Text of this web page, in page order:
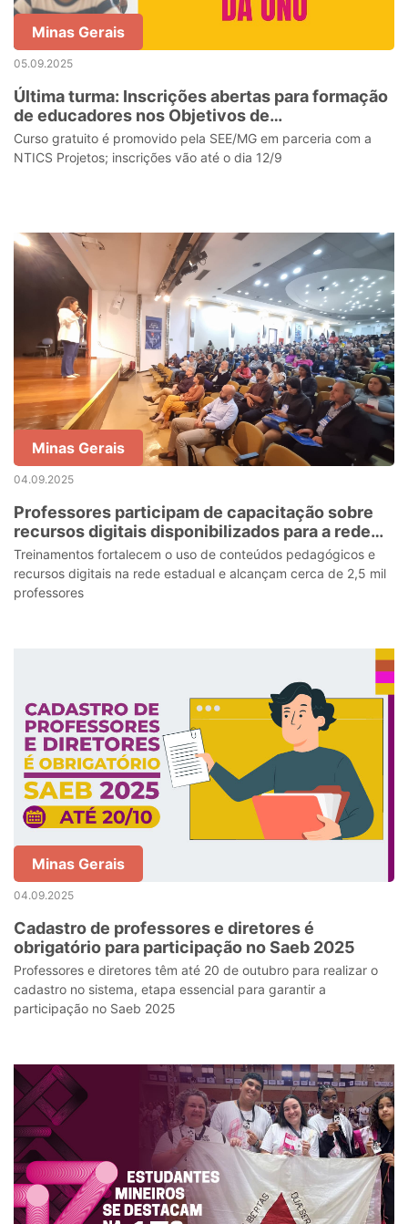
Minas Gerais
05.09.2025
Última turma: Inscrições abertas para formação
de educadores nos Objetivos de
Desenvolvimento Sustentável da ONU
Curso gratuito é promovido pela SEE/MG em parceria com a
NTICS Projetos; inscrições vão até o dia 12/9
Minas Gerais
04.09.2025
Professores participam de capacitação sobre
recursos digitais disponibilizados para a rede
estadual de ensino
Treinamentos fortalecem o uso de conteúdos pedagógicos e
recursos digitais na rede estadual e alcançam cerca de 2,5 mil
professores
Minas Gerais
04.09.2025
Cadastro de professores e diretores é
obrigatório para participação no Saeb 2025
Professores e diretores têm até 20 de outubro para realizar o
cadastro no sistema, etapa essencial para garantir a
participação no Saeb 2025